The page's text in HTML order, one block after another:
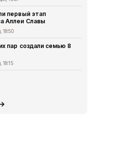
первый этап
Аллеи Славы
18:50
пар создали семью 8
18:15